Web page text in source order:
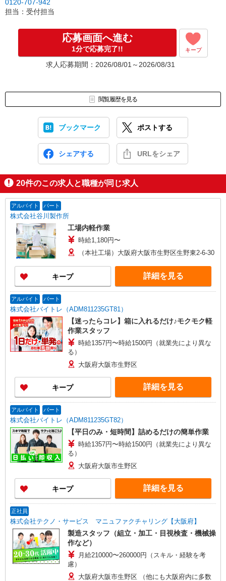
0120-707-942
担当：受付担当
応募画面へ進む
1分で応募完了!! キープ
求人応募期間：2026/08/01～2026/08/31
閲覧履歴を見る
ブックマーク ポストする
シェアする URLをシェア
20件のこの求人と職種が同じ求人
アルバイト パート
株式会社谷川製作所
工場内軽作業
時給1,180円〜
（本社工場）大阪府大阪市生野区生野東2-6-30
キープ 詳細を見る
アルバイト パート
株式会社バイトレ（ADM811235GT81）
【迷ったらコレ】箱に入れるだけ♪モクモク軽
作業スタッフ
時給1357円〜時給1500円（就業先により異な
る）
大阪府大阪市生野区
キープ 詳細を見る
アルバイト パート
株式会社バイトレ（ADM811235GT82）
【平日のみ・短時間】詰めるだけの簡単作業
時給1357円〜時給1500円（就業先により異な
る）
大阪府大阪市生野区
キープ 詳細を見る
正社員
株式会社テクノ・サービス マニュファクチャリング【大阪府】
製造スタッフ（組立・加工・目視検査・機械操
作など）
月給210000〜260000円（スキル・経験を考
慮）
大阪府大阪市生野区 （他にも大阪府内に多数